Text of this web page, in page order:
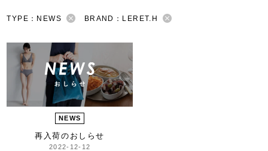
TYPE：NEWS BRAND：LERET.H
NEWS
再入荷のおしらせ
2022-12-12